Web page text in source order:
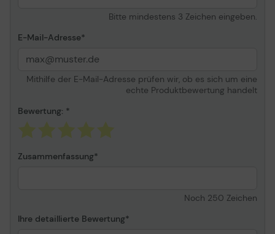
Bitte mindestens 3 Zeichen eingeben.
E-Mail-Adresse
Mithilfe der E-Mail-Adresse prüfen wir, ob es sich um eine
echte Produktbewertung handelt
Bewertung:
Zusammenfassung
Noch 250 Zeichen
Ihre detaillierte Bewertung